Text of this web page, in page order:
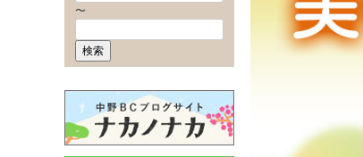
〜
検索